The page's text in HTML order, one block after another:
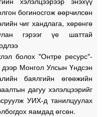
богиносгож өөрчилсөн
чиг хандлага, хөрөнгө
гэрээг үе шаттай
болох "Онтре ресурс"-
дээр Монгол Улсын Үндсэн
баялгийн өгөөжийн
дагуу хэлэлцээрийг
УИХ-д танилцуулах
яамдад өгсөн.